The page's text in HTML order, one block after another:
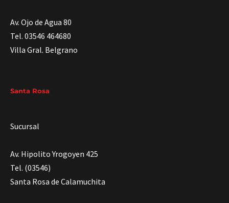
Av. Ojo de Agua 80
Tel. 03546 464680
Villa Gral. Belgrano
Santa Rosa
Sucursal
Av. Hipolito Yrogoyen 425
Tel. (03546)
Santa Rosa de Calamuchita